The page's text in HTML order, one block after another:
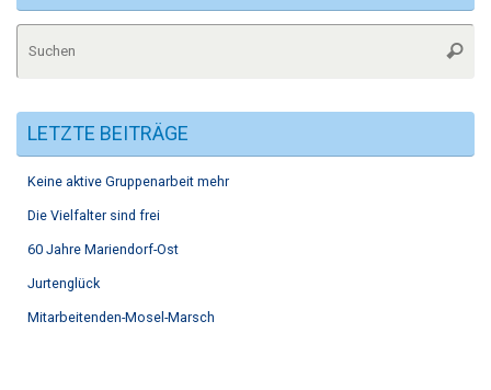
LETZTE BEITRÄGE
Keine aktive Gruppenarbeit mehr
Die Vielfalter sind frei
60 Jahre Mariendorf-Ost
Jurtenglück
Mitarbeitenden-Mosel-Marsch